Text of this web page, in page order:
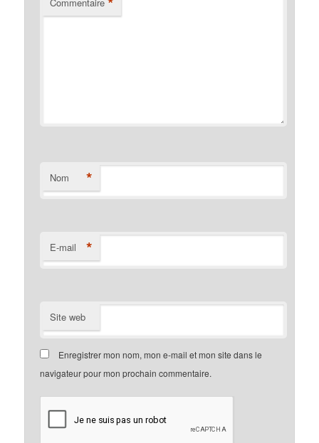
Nom *
E-mail *
Site web
Enregistrer mon nom, mon e-mail et mon site dans le
navigateur pour mon prochain commentaire.